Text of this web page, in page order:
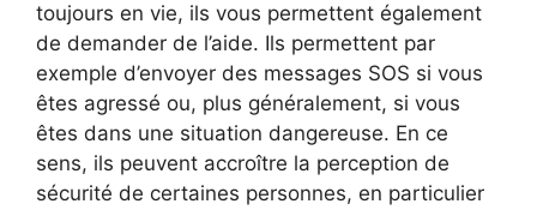
toujours en vie, ils vous permettent également
de demander de l’aide. Ils permettent par
exemple d’envoyer des messages SOS si vous
êtes agressé ou, plus généralement, si vous
êtes dans une situation dangereuse. En ce
sens, ils peuvent accroître la perception de
sécurité de certaines personnes, en particulier